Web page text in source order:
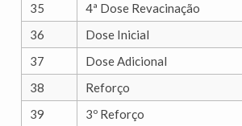
35
4ª Dose Revacinação
36
Dose Inicial
37
Dose Adicional
38
Reforço
39
3º Reforço